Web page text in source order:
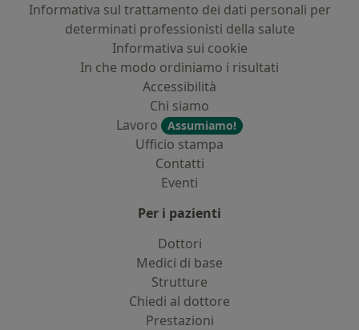
Informativa sul trattamento dei dati personali per
determinati professionisti della salute
Informativa sui cookie
In che modo ordiniamo i risultati
Accessibilità
Chi siamo
Lavoro
Assumiamo!
Ufficio stampa
Contatti
Eventi
Per i pazienti
Dottori
Medici di base
Strutture
Chiedi al dottore
Prestazioni